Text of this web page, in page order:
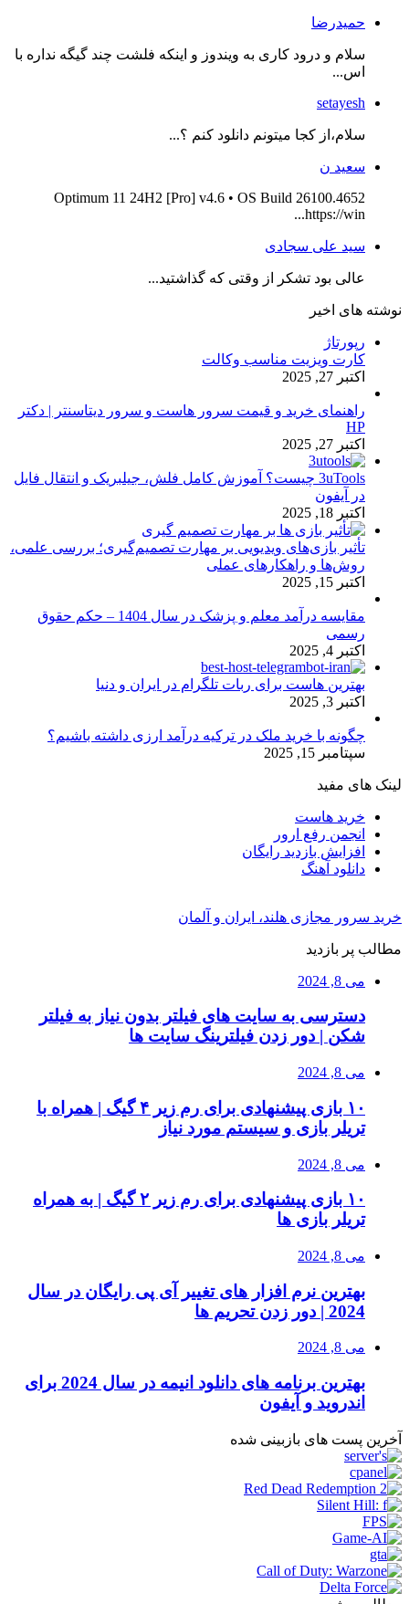
حمیدرضا
سلام و درود کاری به ویندوز و اینکه فلشت چند گیگه نداره با
اس...
setayesh
سلام،از کجا میتونم دانلود کنم ؟...
سعید ن
Optimum 11 24H2 [Pro] v4.6 • OS Build 26100.4652
https://win...
سید علی سجادی
عالی بود تشکر از وقتی که گذاشتید...
نوشته های اخیر
رپورتاژ
کارت ویزیت مناسب وکالت
اکتبر 27, 2025
راهنمای خرید و قیمت سرور هاست و سرور دیتاسنتر | دکتر
HP
اکتبر 27, 2025
3uTools چیست؟ آموزش کامل فلش، جیلبریک و انتقال فایل
در آیفون
اکتبر 18, 2025
تأثیر بازی‌های ویدیویی بر مهارت تصمیم‌گیری؛ بررسی علمی،
روش‌ها و راهکارهای عملی
اکتبر 15, 2025
مقایسه درآمد معلم و پزشک در سال 1404 – حکم حقوق
رسمی
اکتبر 4, 2025
بهترین هاست برای ربات تلگرام در ایران و دنیا
اکتبر 3, 2025
چگونه با خرید ملک در ترکیه درآمد ارزی داشته باشیم؟
سپتامبر 15, 2025
لینک های مفید
خرید هاست
انجمن رفع ارور
افزایش بازدید رایگان
دانلود آهنگ
خرید سرور مجازی هلند، ایران و آلمان
مطالب پر بازدید
می 8, 2024
دسترسی به سایت های فیلتر بدون نیاز به فیلتر
شکن | دور زدن فیلترینگ سایت ها
می 8, 2024
۱۰ بازی پیشنهادی برای رم زیر ۴ گیگ | همراه با
تریلر بازی و سیستم مورد نیاز
می 8, 2024
۱۰ بازی پیشنهادی برای رم زیر ۲ گیگ | به همراه
تریلر بازی ها
می 8, 2024
بهترین نرم افزار های تغییر آی پی رایگان در سال
2024 | دور زدن تحریم ها
می 8, 2024
بهترین برنامه های دانلود انیمه در سال 2024 برای
اندروید و آیفون
آخرین پست های بازبینی شده